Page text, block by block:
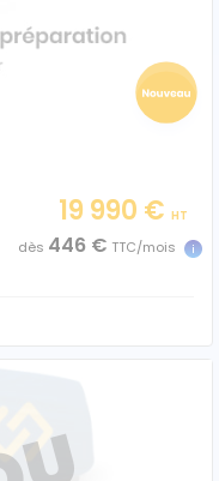
19 990 € HT
dès 446 € TTC/mois